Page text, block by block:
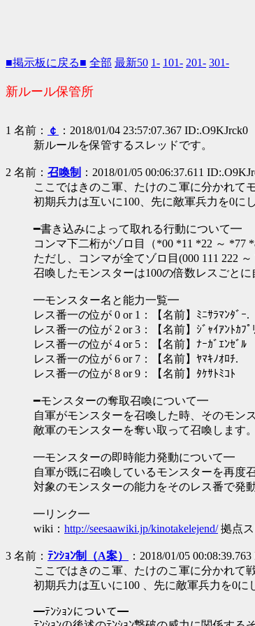
■掲示板に戻る■ 全部 最新50 1- 101- 201- 301-
新ルール保管所
1 名前： ￠
：2018/01/04 23:57:07.367 ID:.O9KJrck0
新ルールを保管するスレッドです。
2 名前： 召喚制 ：2018/01/05 00:06:37.611
ここではきのこ軍、たけのこ軍に分かれて
初期兵力は互いに100、先に敵軍兵力を0に
━書き込みによって取れる行動について━
コンマ下二桁がゾロ目（*00 *11 *22 ～ *77
ただし、コンマが全てゾロ目(000 111 222
召喚したモンスターは100の倍数レスごと
━モンスター名と能力一覧━
レス番一の位が 0 or 1：【名前】ﾐﾆｻﾗﾏ
レス番一の位が 2 or 3：【名前】ｼﾞｬｲｱﾝﾄｶ
レス番一の位が 4 or 5：【名前】ﾅｰｶﾞ
レス番一の位が 6 or 7：【名前】ﾔﾏｷﾉｵ
レス番一の位が 8 or 9：【名前】ﾀｹｻﾄ
━モンスターの奪取召喚について━
自軍がモンスターを召喚した時、そのモン
敵軍のモンスターを奪い取って召喚します。
━モンスターの即時能力発動について━
自軍が既に召喚しているモンスターを再度
対象のモンスターの能力をそのレス番で発動
━リンク━
wiki： http://seesaawiki.jp/kinotakelejend/拠点ス
3 名前： ﾃﾝｼｮﾝ制（A案）
：2018/01/05
ここではきのこ軍、たけのこ軍に分かれて
初期兵力は互いに100 、先に敵軍兵力を0に
━ﾃﾝｼｮﾝについて━